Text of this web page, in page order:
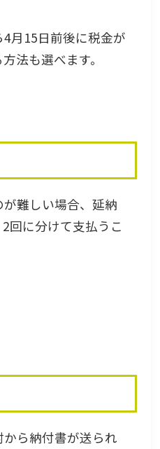
月15日前後に税金が
法も選べます。
難しい場合、延納
回に分けて支払うこ
ら納付書が送られ